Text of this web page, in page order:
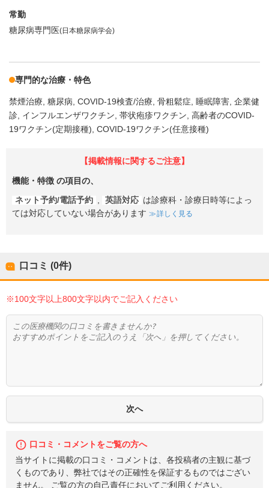
常勤
糖尿病専門医(日本糖尿病学会)
専門的な治療・特色
禁煙治療 糖尿病 COVID-19検査/治療 骨粗鬆症 睡眠障害 企業健
診 インフルエンザワクチン 帯状疱疹ワクチン 高齢者のCOVID-
19ワクチン(定期接種) COVID-19ワクチン(任意接種)
【掲載情報に関するご注意】
機能・特徴 の項目の、
ネット予約/電話予約 , 英語対応 は診療科・診療日時等によっ
ては対応していない場合があります
詳しく見る
口コミ (0件)
※100文字以上800文字以内でご記入ください
口コミ・コメントをご覧の方へ
当サイトに掲載の口コミ・コメントは、各投稿者の主観に基づ
くものであり、弊社ではその正確性を保証するものではござい
ません。 ご覧の方の自己責任においてご利用ください。